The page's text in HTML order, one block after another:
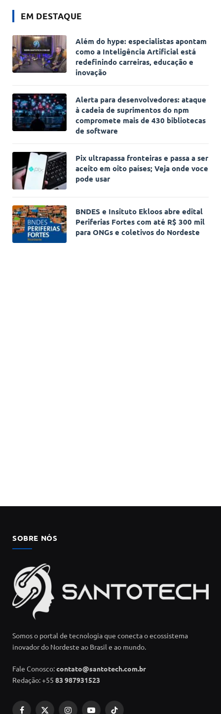
EM DESTAQUE
Além do hype: especialistas apontam
como a Inteligência Artificial está
redefinindo carreiras, educação e
inovação
Alerta para desenvolvedores: ataque
à cadeia de suprimentos do npm
compromete mais de 430 bibliotecas
de software
Pix ultrapassa fronteiras e passa a ser
aceito em oito países; Veja onde voce
pode usar
BNDES e Insituto Ekloos abre edital
Periferias Fortes com até R$ 300 mil
para ONGs e coletivos do Nordeste
SOBRE NÓS
Somos o portal de tecnologia que conecta o ecossistema
inovador do Nordeste ao Brasil e ao mundo.
Fale Conosco:contato@santotech.com.br
Redação: +55 83 987931523